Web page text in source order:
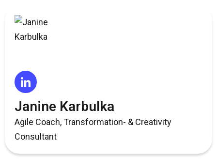
Janine Karbulka
Agile Coach, Transformation- & Creativity
Consultant